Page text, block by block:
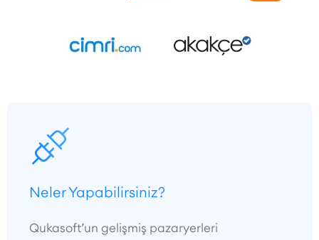
Neler Yapabilirsiniz?
Qukasoft’un gelişmiş pazaryerleri